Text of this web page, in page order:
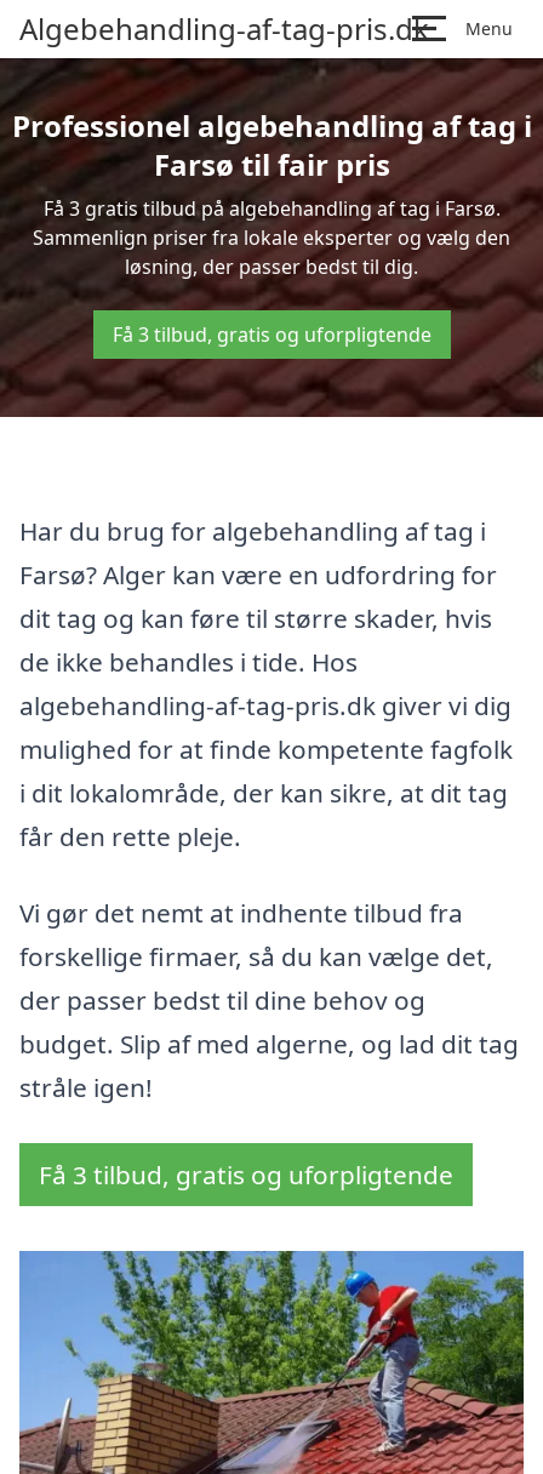
Algebehandling-af-tag-pris.dk Menu
Professionel algebehandling af tag i
Farsø til fair pris
Få 3 gratis tilbud på algebehandling af tag i Farsø.
Sammenlign priser fra lokale eksperter og vælg den
løsning, der passer bedst til dig.
Få 3 tilbud, gratis og uforpligtende
Har du brug for algebehandling af tag i
Farsø? Alger kan være en udfordring for
dit tag og kan føre til større skader, hvis
de ikke behandles i tide. Hos
algebehandling-af-tag-pris.dk giver vi dig
mulighed for at finde kompetente fagfolk
i dit lokalområde, der kan sikre, at dit tag
får den rette pleje.
Vi gør det nemt at indhente tilbud fra
forskellige firmaer, så du kan vælge det,
der passer bedst til dine behov og
budget. Slip af med algerne, og lad dit tag
stråle igen!
Få 3 tilbud, gratis og uforpligtende